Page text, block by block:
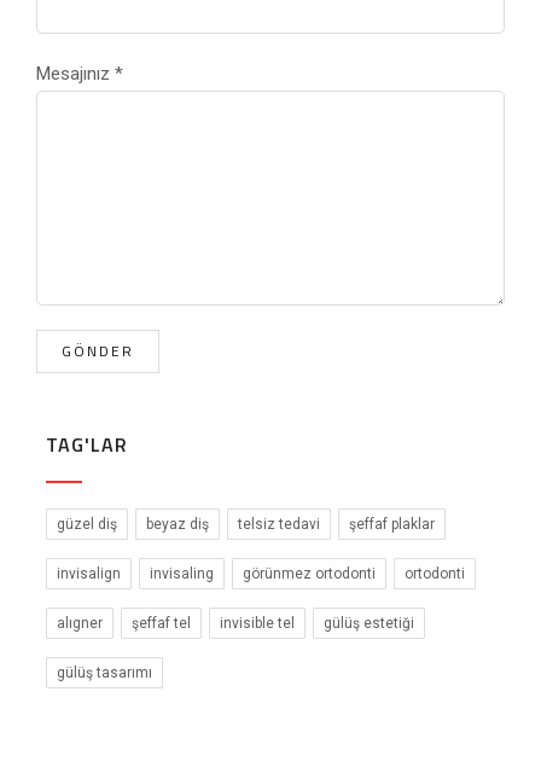
Mesajınız *
TAG'LAR
güzel diş beyaz diş telsiz tedavi şeffaf plaklar
invisalign invisaling görünmez ortodonti ortodonti
alıgner şeffaf tel invisible tel gülüş estetiği
gülüş tasarımı